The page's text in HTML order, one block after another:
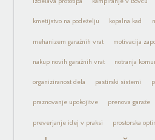
kmetijstvo na podeželju kopalna kad
mehanizem garažnih vrat motivacija
nakup novih garažnih vrat notranja
organiziranost dela pastirski sistemi
praznovanje upokojitve prenova garaže
preverjanje idej v praksi prostorska